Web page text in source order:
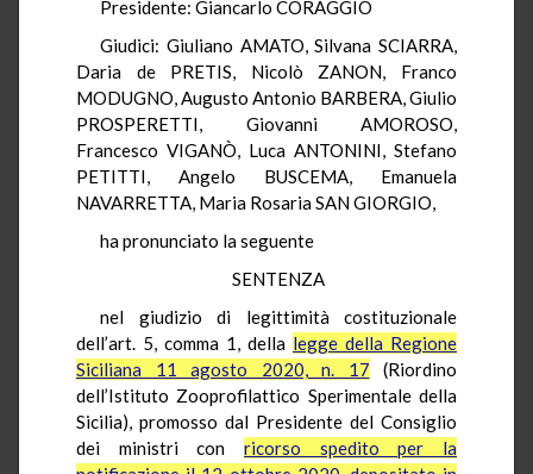
Presidente: Giancarlo CORAGGIO
Giudici: Giuliano AMATO, Silvana SCIARRA,
Daria de PRETIS, Nicolò ZANON, Franco
MODUGNO, Augusto Antonio BARBERA, Giulio
PROSPERETTI, Giovanni AMOROSO,
Francesco VIGANÒ, Luca ANTONINI, Stefano
PETITTI, Angelo BUSCEMA, Emanuela
NAVARRETTA, Maria Rosaria SAN GIORGIO,
ha pronunciato la seguente
SENTENZA
nel giudizio di legittimità costituzionale
dell’art. 5, comma 1, della legge della Regione
Siciliana 11 agosto 2020, n. 17 (Riordino
dell’Istituto Zooprofilattico Sperimentale della
Sicilia), promosso dal Presidente del Consiglio
dei ministri con ricorso spedito per la